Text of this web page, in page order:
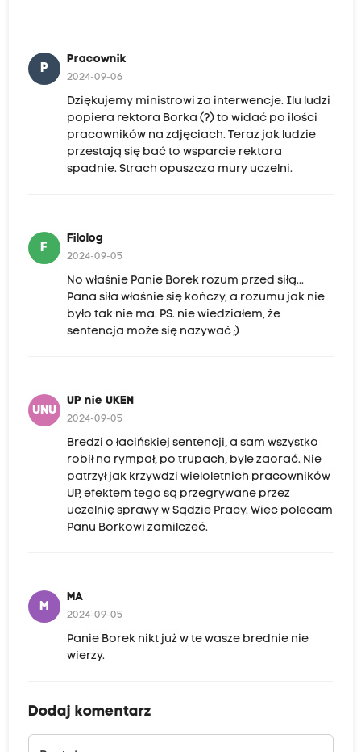
P
Pracownik
2024-09-06
Dziękujemy ministrowi za interwencje. Ilu ludzi
popiera rektora Borka (?) to widać po ilości
pracowników na zdjęciach. Teraz jak ludzie
przestają się bać to wsparcie rektora
spadnie. Strach opuszcza mury uczelni.
F
Filolog
2024-09-05
No właśnie Panie Borek rozum przed siłą...
Pana siła właśnie się kończy, a rozumu jak nie
było tak nie ma. PS. nie wiedziałem, że
sentencja może się nazywać ;)
UNU
UP nie UKEN
2024-09-05
Bredzi o łacińskiej sentencji, a sam wszystko
robił na rympał, po trupach, byle zaorać. Nie
patrzył jak krzywdzi wieloletnich pracowników
UP, efektem tego są przegrywane przez
uczelnię sprawy w Sądzie Pracy. Więc polecam
Panu Borkowi zamilczeć.
M
MA
2024-09-05
Panie Borek nikt już w te wasze brednie nie
wierzy.
Dodaj komentarz